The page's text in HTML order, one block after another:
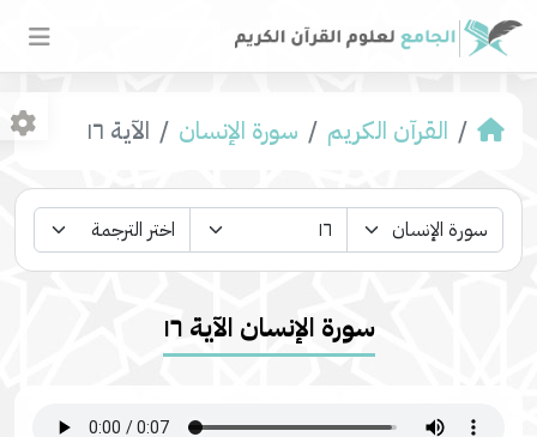
القرآن الكريم سورة الإنسان الآية ١٦
سورة الإنسان الآية ١٦